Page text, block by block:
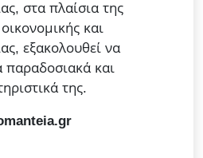
στα πλαίσια της
και
εξακολουθεί να
παραδοσιακά και
της.